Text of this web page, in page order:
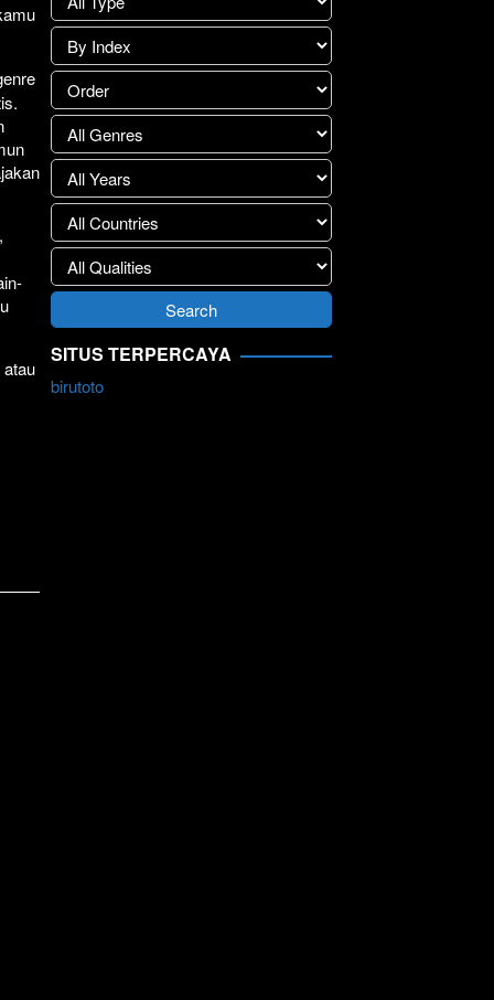
SITUS TERPERCAYA
birutoto